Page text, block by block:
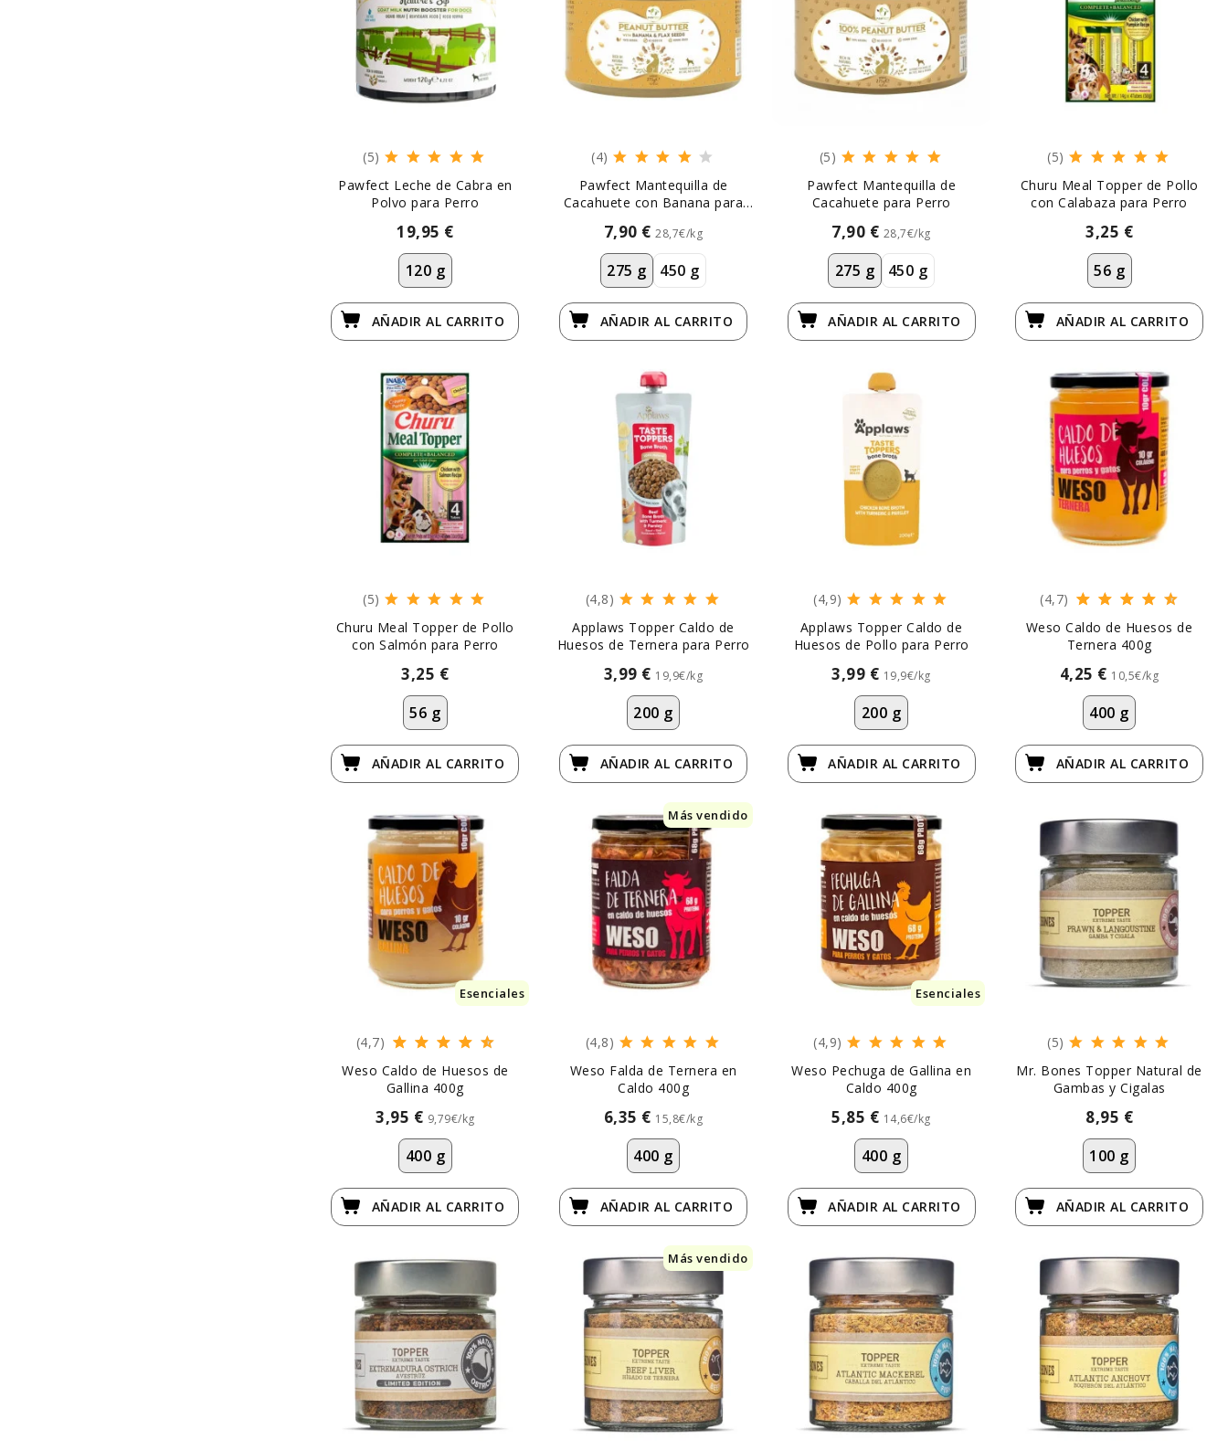
(5)
Pawfect Leche de Cabra en
Polvo para Perro
19,95 €
120 g
AÑADIRAL CARRITO
(4)
Pawfect Mantequilla de
Cacahuete con Banana para
7,90 €28,7€/kg
275 g 450 g
AÑADIR AL CARRITO
(5)
Pawfect Mantequilla de
Cacahuete para Perro
7,90 € 28,7€/kg
275 g 450 g
AÑADIR AL CARRITO
(5)
Churu Meal Topper de Pollo
con Calabaza para Perro
3,25 €
56 g
AÑADIRAL CARRITO
(5)
Churu Meal Topper de Pollo
con Salmón para Perro
3,25 €
56 g
AÑADIRAL CARRITO
(4,8)
Applaws Topper Caldo de
Huesos de Ternera para Perro
3,99 € 19,9€/kg
200 g
AÑADIR AL CARRITO
(4,9)
Applaws Topper Caldo de
Huesos de Pollo para Perro
3,99 € 19,9€/kg
200 g
AÑADIR AL CARRITO
(4,7)
Weso Caldo de Huesos de
Ternera 400g
4,25 € 10,5€/kg
400 g
AÑADIRAL CARRITO
Esenciales
(4,7)
Weso Caldo de Huesos de
Gallina 400g
3,95 € 9,79€/kg
400 g
AÑADIRAL CARRITO
Más vendido
(4,8)
Weso Falda de Ternera en
Caldo 400g
6,35 € 15,8€/kg
400 g
AÑADIR AL CARRITO
Esenciales
(4,9)
Weso Pechuga de Gallina en
Caldo 400g
5,85 € 14,6€/kg
400 g
AÑADIR AL CARRITO
(5)
Mr. Bones Topper Natural de
Gambas y Cigalas
8,95 €
100 g
AÑADIRAL CARRITO
Más vendido